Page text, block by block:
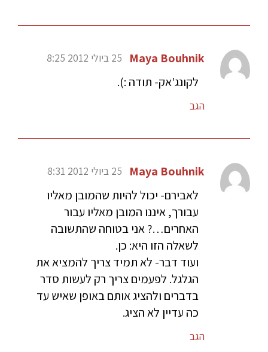
Maya Bouhnik 25 ביולי 2012 8:25
לקונג'אק- תודה :).
הגב
Maya Bouhnik 25 ביולי 2012 8:31
לאבירם- יכול להיות שהמובן מאליו
עבורך, איננו המובן מאליו עבור
האחרים…? אני בטוחה שהתשובה
לשאלה הזו היא: כן.
ועוד דבר- לא תמיד צריך להמציא את
הגלגל. לפעמים צריך רק לעשות סדר
בדברים ולהציג אותם באופן שאיש עד
כה עדיין לא הציג.
הגב